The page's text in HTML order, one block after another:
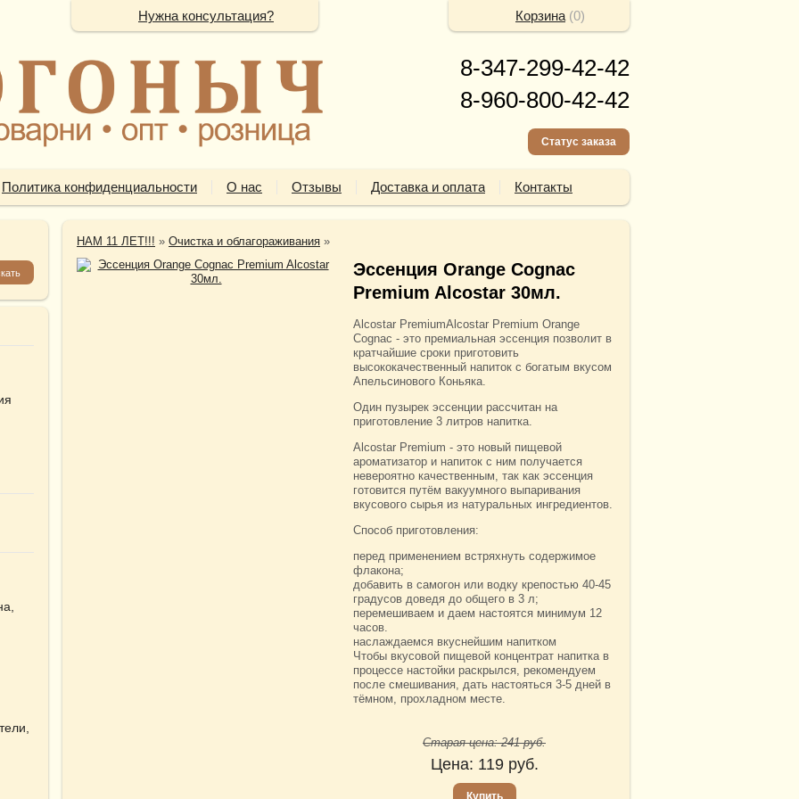
8-347-299-42-42
8-960-800-42-42
Статус заказа
Политика конфиденциальности О нас Отзывы Доставка и оплата Контакты
НАМ 11 ЛЕТ!!! » Очистка и облагораживания »
Эссенция Orange Cognac
Premium Alcostar 30мл.
Alcostar PremiumAlcostar Premium Orange
Cognac - это премиальная эссенция позволит в
кратчайшие сроки приготовить
высококачественный напиток с богатым вкусом
Апельсинового Коньяка.
Один пузырек эссенции рассчитан на
приготовление 3 литров напитка.
Alcostar Premium - это новый пищевой
ароматизатор и напиток с ним получается
невероятно качественным, так как эссенция
готовится путём вакуумного выпаривания
вкусового сырья из натуральных ингредиентов.
Способ приготовления:
перед применением встряхнуть содержимое
флакона;
добавить в самогон или водку крепостью 40-45
градусов доведя до общего в 3 л;
перемешиваем и даем настоятся минимум 12
часов.
наслаждаемся вкуснейшим напитком
Чтобы вкусовой пищевой концентрат напитка в
процессе настойки раскрылся, рекомендуем
после смешивания, дать настояться 3-5 дней в
тёмном, прохладном месте.
Старая цена:241руб.
Цена: 119руб.
Купить
Нужна консультация? Корзина (0)